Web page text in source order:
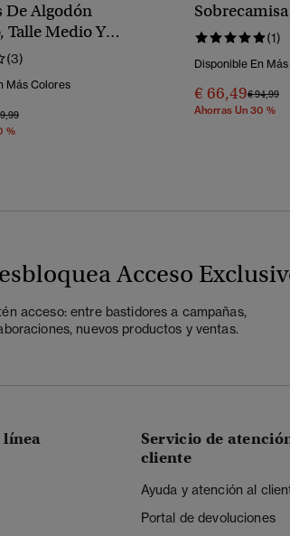
De Algodón
Talle Medio Y
(3)
Más Colores
Rebajado De
A
%
(1)
Disponible En
€ 66,49Precio
€ 94,99A
Ahorras Un 30 %
Acceso
acceso: entre bastidores a campañas,
nuevos productos y ventas.
línea
Servicio de
cliente
Ayuda y atención al
Portal de devoluciones